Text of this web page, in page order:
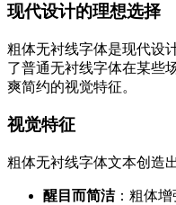
现代设计的理想选择
粗体无衬线字体是现代设
了普通无衬线字体在某些
爽简约的视觉特征。
视觉特征
粗体无衬线字体文本创造
醒目而简洁：粗体增